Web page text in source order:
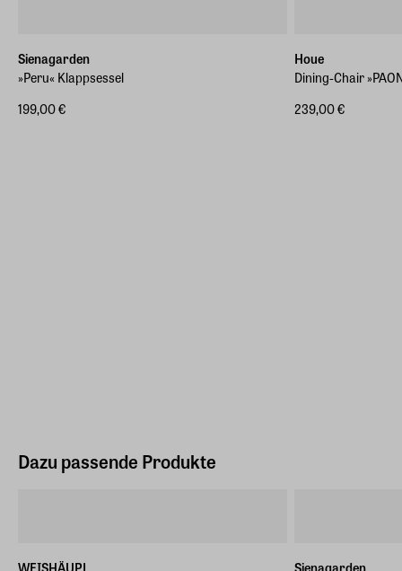
Sienagarden
»Peru« Klappsessel
199,00 €
Houe
Dining-Chair
239,00 €
Dazu passende Produkte